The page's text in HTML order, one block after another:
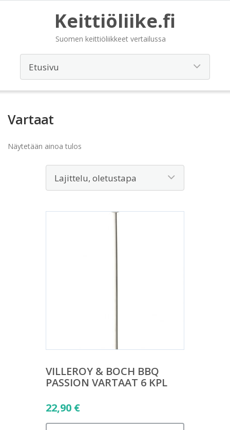
Keittiöliike.fi
Suomen keittiöliikkeet vertailussa
Vartaat
Näytetään ainoa tulos
VILLEROY & BOCH BBQ
PASSION VARTAAT 6 KPL
22,90 €